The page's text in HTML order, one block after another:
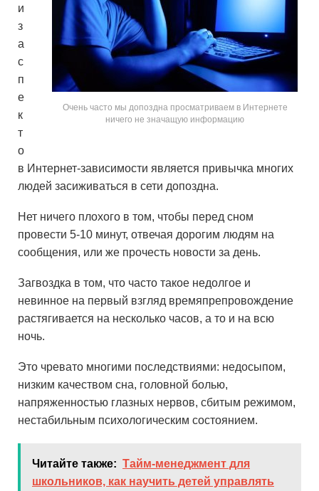
Очень часто мы допоздна просматриваем в Интернете
ничего не значащую информацию
и
з
а
с
п
е
к
т
о
в Интернет-зависимости является привычка многих
людей засиживаться в сети допоздна.
Нет ничего плохого в том, чтобы перед сном
провести 5-10 минут, отвечая дорогим людям на
сообщения, или же прочесть новости за день.
Загвоздка в том, что часто такое недолгое и
невинное на первый взгляд времяпрепровождение
растягивается на несколько часов, а то и на всю
ночь.
Это чревато многими последствиями: недосыпом,
низким качеством сна, головной болью,
напряженностью глазных нервов, сбитым режимом,
нестабильным психологическим состоянием.
Читайте также: Тайм-менеджмент для
школьников, как научить детей управлять